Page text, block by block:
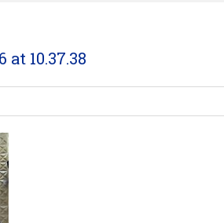
10.37.38